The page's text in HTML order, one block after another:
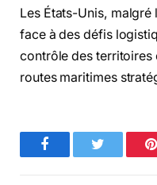
Les États-Unis,
face à des défis
contrôle des territoires
routes maritimes
FacebookTwitter